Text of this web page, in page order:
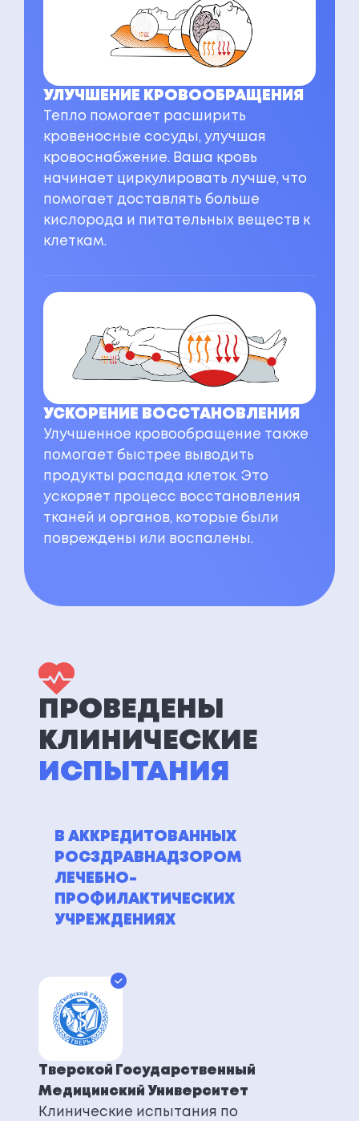
УЛУЧШЕНИЕ КРОВООБРАЩЕНИЯ
Тепло помогает расширить
кровеносные сосуды, улучшая
кровоснабжение. Ваша кровь
начинает циркулировать лучше, что
помогает доставлять больше
кислорода и питательных веществ к
клеткам.
УСКОРЕНИЕ ВОССТАНОВЛЕНИЯ
Улучшенное кровообращение также
помогает быстрее выводить
продукты распада клеток. Это
ускоряет процесс восстановления
тканей и органов, которые были
повреждены или воспалены.
ПРОВЕДЕНЫ
КЛИНИЧЕСКИЕ
ИСПЫТАНИЯ
В АККРЕДИТОВАННЫХ
РОСЗДРАВНАДЗОРОМ
ЛЕЧЕБНО-
ПРОФИЛАКТИЧЕСКИХ
УЧРЕЖДЕНИЯХ
Тверской Государственный
Медицинский Университет
Клинические испытания по